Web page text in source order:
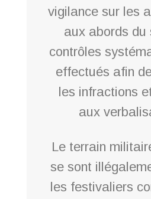
vigilance sur les
aux abords du
contrôles
effectués afin
les infractions
aux
Le terrain
se sont
les festivaliers